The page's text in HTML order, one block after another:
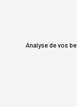
Analyse de vos